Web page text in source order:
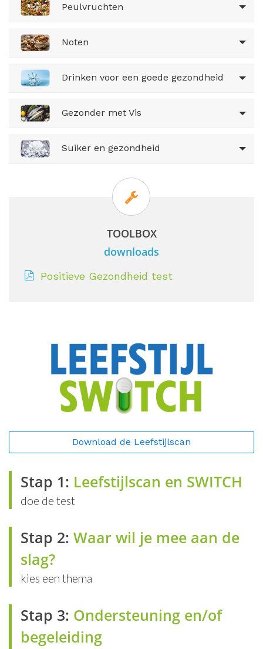
Peulvruchten
Noten
Drinken voor een goede gezondheid
Gezonder met Vis
Suiker en gezondheid
TOOLBOX
downloads
Positieve Gezondheid test
Download de Leefstijlscan
Stap 1: Leefstijlscan en SWITCH
doe de test
Stap 2: Waar wil je mee aan de
slag?
kies een thema
Stap 3: Ondersteuning en/of
begeleiding